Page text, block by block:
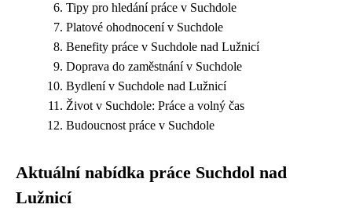
Tipy pro hledání práce v Suchdole
Platové ohodnocení v Suchdole
Benefity práce v Suchdole nad Lužnicí
Doprava do zaměstnání v Suchdole
Bydlení v Suchdole nad Lužnicí
Život v Suchdole: Práce a volný čas
Budoucnost práce v Suchdole
Aktuální nabídka práce Suchdol nad
Lužnicí